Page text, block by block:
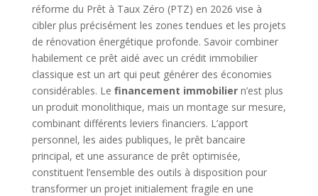
réforme du Prêt à Taux Zéro (PTZ) en 2026 vise à
cibler plus précisément les zones tendues et les projets
de rénovation énergétique profonde. Savoir combiner
habilement ce prêt aidé avec un crédit immobilier
classique est un art qui peut générer des économies
considérables. Le financement immobiliern’est plus
un produit monolithique, mais un montage sur mesure,
combinant différents leviers financiers. L’apport
personnel, les aides publiques, le prêt bancaire
principal, et une assurance de prêt optimisée,
constituent l’ensemble des outils à disposition pour
transformer un projet initialement fragile en une